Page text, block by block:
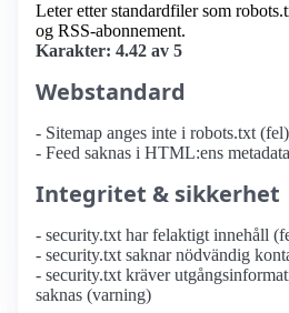
Leter etter standardfiler som
og RSS-abonnement.
Karakter: 4.42 av 5
Webstandard
- Sitemap anges inte i robots.txt (fel)
- Feed saknas i HTML:ens
Integritet & sikkerhet
- security.txt har felaktigt innehåll
- security.txt saknar nödvändig
- security.txt kräver
saknas (varning)